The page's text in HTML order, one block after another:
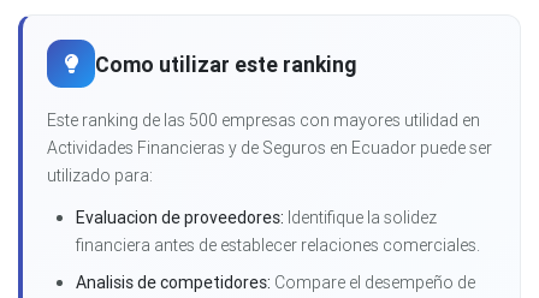
Como utilizar este ranking
Este ranking de las 500 empresas con mayores utilidad en
Actividades Financieras y de Seguros en Ecuador puede ser
utilizado para:
Evaluacion de proveedores: Identifique la solidez
financiera antes de establecer relaciones comerciales.
Analisis de competidores: Compare el desempeño de